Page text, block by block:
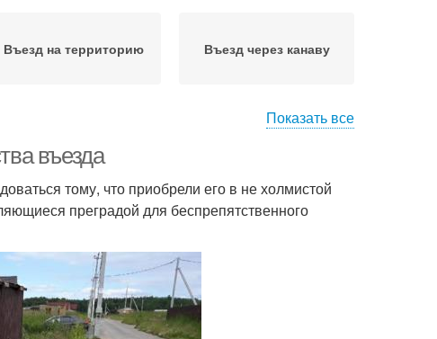
Въезд на территорию Въезд через канаву
Показать все
въезда
тому, что приобрели его в не холмистой
преградой для беспрепятственного